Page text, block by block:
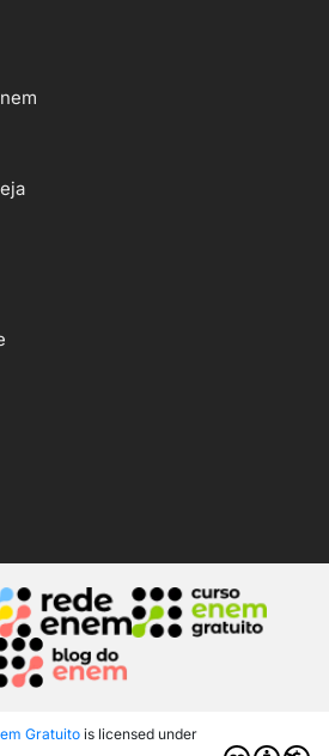
Gratuito is licensed under